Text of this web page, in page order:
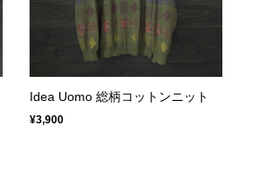
Idea Uomo 総柄コットンニット
¥3,900